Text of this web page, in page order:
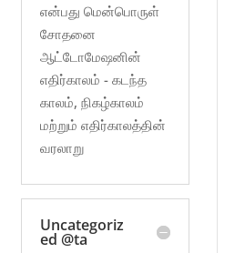
என்பது மென்பொருள்
சோதனை
ஆட்டோமேஷனின்
எதிர்காலம் - கடந்த
காலம், நிகழ்காலம்
மற்றும் எதிர்காலத்தின்
வரலாறு
Uncategoriz
ed @ta